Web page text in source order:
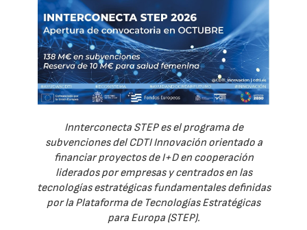
Innterconecta STEP es el programa de
subvenciones del CDTI Innovación orientado a
financiar proyectos de I+D en cooperación
liderados por empresas y centrados en las
tecnologías estratégicas fundamentales definidas
por la Plataforma de Tecnologías Estratégicas
para Europa (STEP).